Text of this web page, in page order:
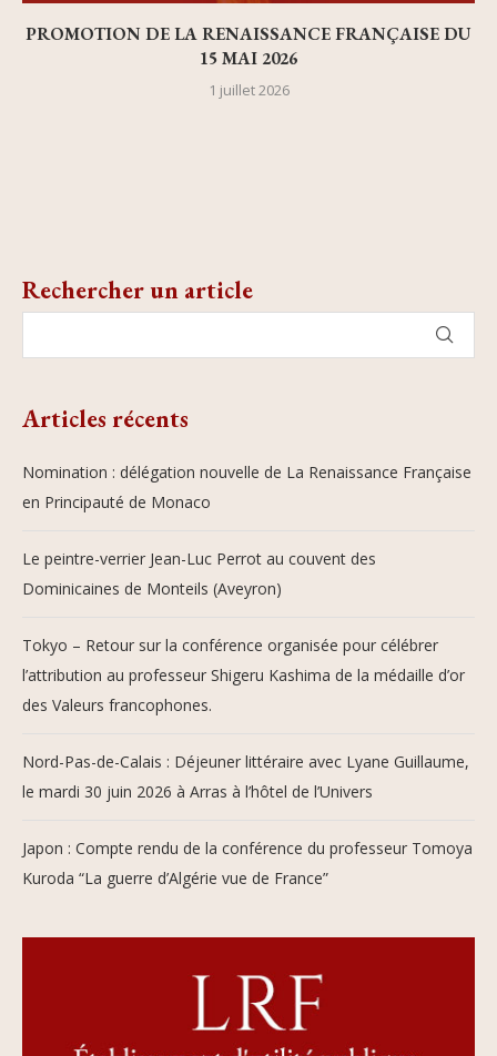
PROMOTION DE LA RENAISSANCE FRANÇAISE DU
15 MAI 2026
1 juillet 2026
Rechercher un article
Articles récents
Nomination : délégation nouvelle de La Renaissance Française
en Principauté de Monaco
Le peintre-verrier Jean-Luc Perrot au couvent des
Dominicaines de Monteils (Aveyron)
Tokyo – Retour sur la conférence organisée pour célébrer
l’attribution au professeur Shigeru Kashima de la médaille d’or
des Valeurs francophones.
Nord-Pas-de-Calais : Déjeuner littéraire avec Lyane Guillaume,
le mardi 30 juin 2026 à Arras à l’hôtel de l’Univers
Japon : Compte rendu de la conférence du professeur Tomoya
Kuroda “La guerre d’Algérie vue de France”